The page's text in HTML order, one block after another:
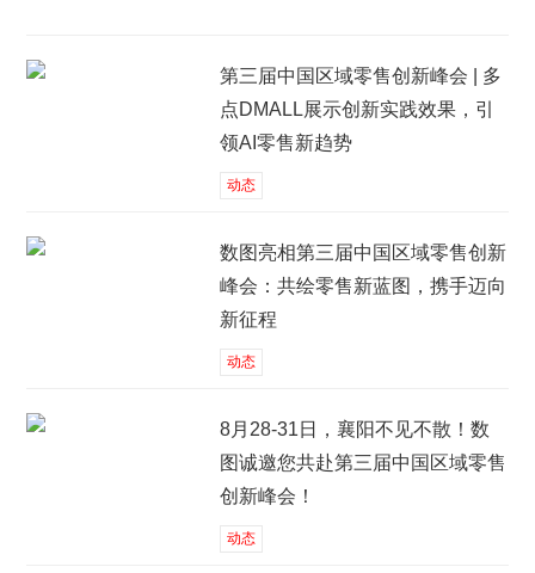
第三届中国区域零售创新峰会 | 多
点DMALL展示创新实践效果，引
领AI零售新趋势
动态
数图亮相第三届中国区域零售创新
峰会：共绘零售新蓝图，携手迈向
新征程
动态
8月28-31日，襄阳不见不散！数
图诚邀您共赴第三届中国区域零售
创新峰会！
动态